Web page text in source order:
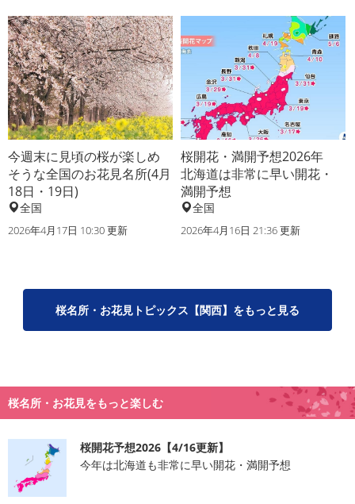
今週末に見頃の桜が楽しめ
そうな全国のお花見名所(4月
18日・19日)
全国
2026年4月17日 10:30 更新
桜開花・満開予想2026年
北海道は非常に早い開花・
満開予想
全国
2026年4月16日 21:36 更新
桜名所・お花見トピックス【関西】をもっと見る
桜名所・お花見をもっと楽しむ
桜開花予想2026【4/16更新】
今年は北海道も非常に早い開花・満開予想